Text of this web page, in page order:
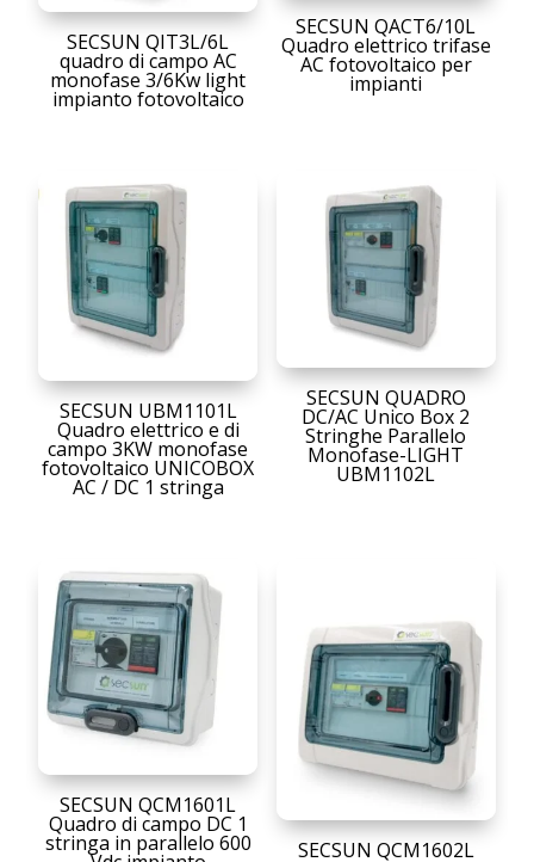
SECSUN QIT3L/6L
quadro di campo AC
monofase 3/6Kw light
impianto fotovoltaico
SECSUN QACT6/10L
Quadro elettrico trifase
AC fotovoltaico per
impianti
SECSUN UBM1101L
Quadro elettrico e di
campo 3KW monofase
fotovoltaico UNICOBOX
AC / DC 1 stringa
SECSUN QUADRO
DC/AC Unico Box 2
Stringhe Parallelo
Monofase-LIGHT
UBM1102L
SECSUN QCM1601L
Quadro di campo DC 1
stringa in parallelo 600 SECSUN QCM1602L